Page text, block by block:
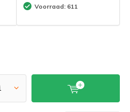
Voorraad: 611